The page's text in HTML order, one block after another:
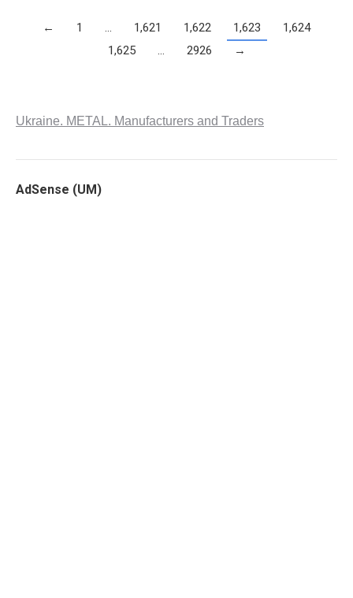
← 1 … 1,621 1,622 1,623
1,624
1,625
… 2926 →
Ukraine. METAL. Manufacturers and Traders
AdSense (UM)